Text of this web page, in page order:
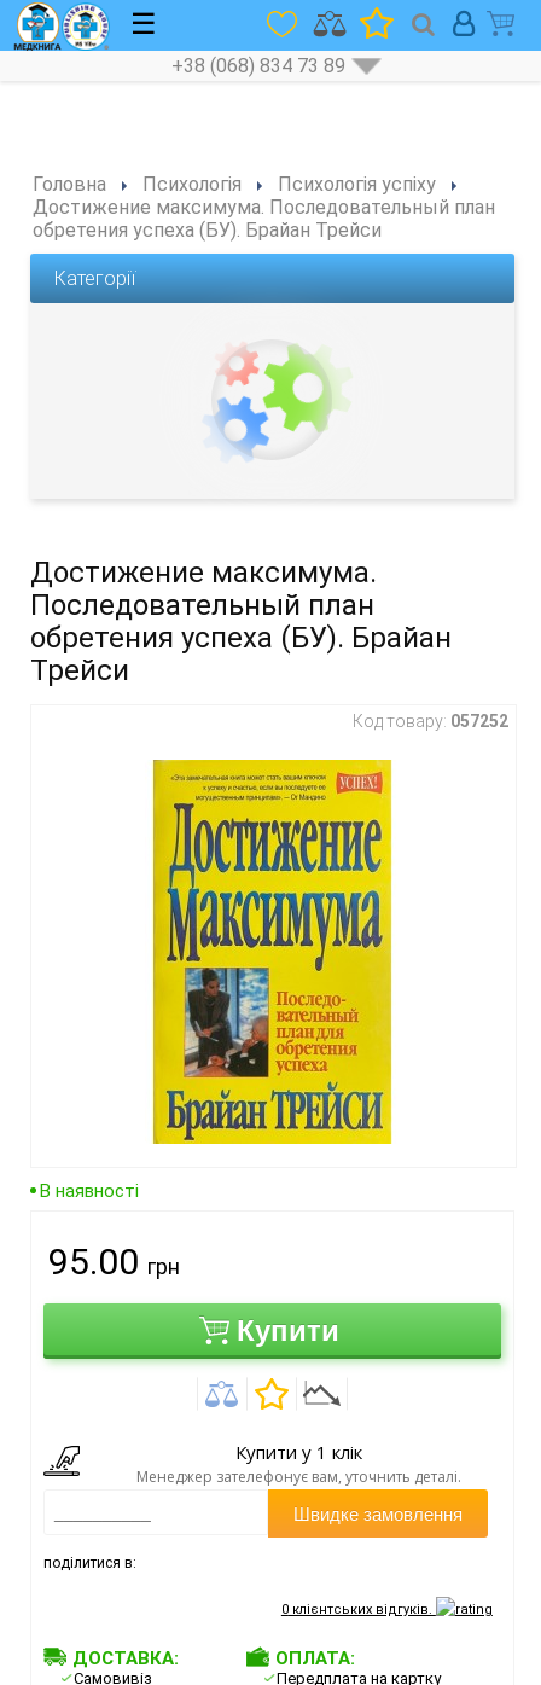
☰
+38 (068) 834 73 89
Головна Психологія
Психологія успіху
Достижение максимума. Последовательный план
обретения успеха (БУ). Брайан Трейси
Категорії
Достижение максимума.
Последовательный план
обретения успеха (БУ). Брайан
Трейси
Код товару: 057252
В наявності
95.00 грн
Купити
Купити у 1 клік
Менеджер зателефонує вам, уточнить деталі.
Швидке замовлення
поділитися в:
0клієнтських відгуків.
ДОСТАВКА:
Самовивіз
ОПЛАТА:
Передплата на картку